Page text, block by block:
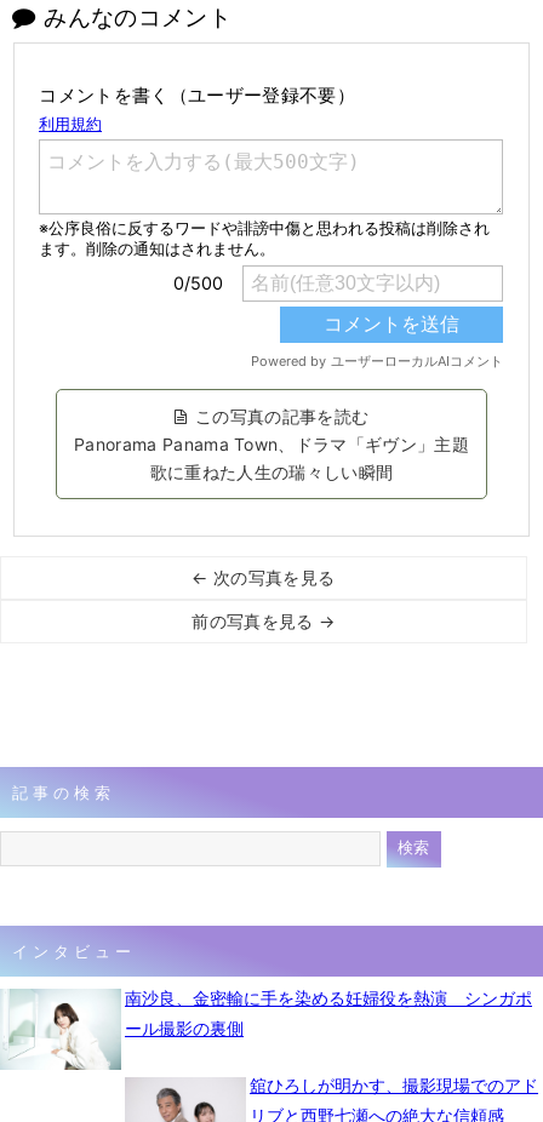
みんなのコメント
コメントを書く（ユーザー登録不要）
この写真の記事を読む
Panorama Panama Town、ドラマ「ギヴン」主題
歌に重ねた人生の瑞々しい瞬間
← 次の写真を見る
前の写真を見る →
記事の検索
インタビュー
南沙良、金密輸に手を染める妊婦役を熱演 シンガポ
ール撮影の裏側
舘ひろしが明かす、撮影現場でのアド
リブと西野七瀬への絶大な信頼感